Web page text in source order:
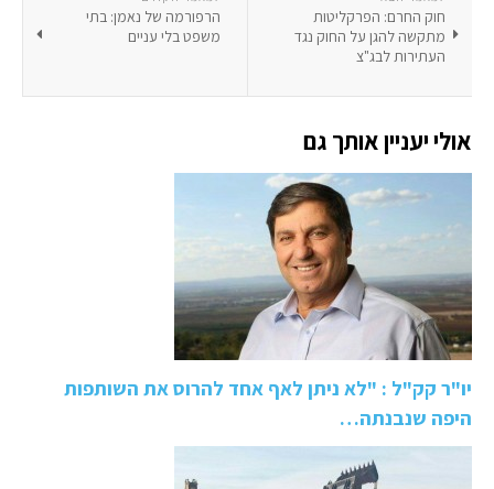
הרפורמה של נאמן: בתי
משפט בלי עניים
חוק החרם: הפרקליטות
מתקשה להגן על החוק נגד
העתירות לבג"צ
אולי יעניין אותך גם
יו"ר קק"ל : "לא ניתן לאף אחד להרוס את השותפות
היפה שנבנתה…